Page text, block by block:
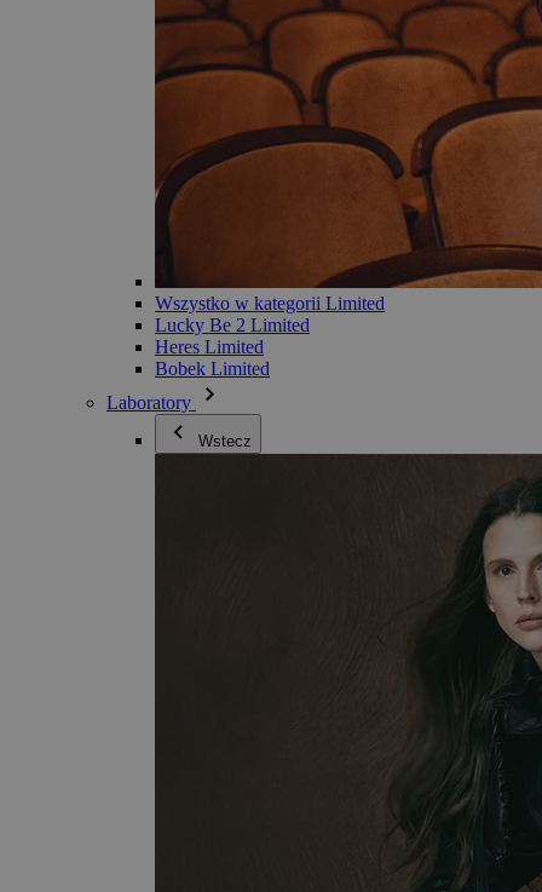
Wszystko w kategorii Limited
Lucky Be 2 Limited
Heres Limited
Bobek Limited
Laboratory
Wstecz